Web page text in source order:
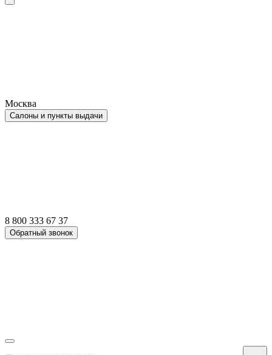
Москва
Салоны и пункты выдачи
8 800 333 67 37
Обратный звонок